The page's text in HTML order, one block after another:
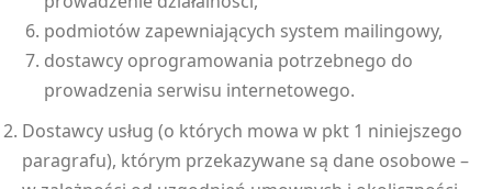
podmiotów zapewniających system mailingowy,
dostawcy oprogramowania potrzebnego do
prowadzenia serwisu internetowego.
Dostawcy usług (o których mowa w pkt 1 niniejszego
paragrafu), którym przekazywane są dane osobowe –